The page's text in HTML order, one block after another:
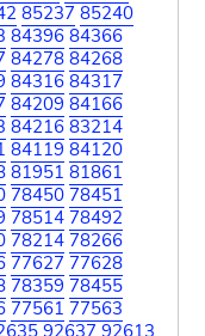
85237 85240
84396 84366
84278 84268
84316 84317
84209 84166
84216 83214
84119 84120
81951 81861
78450 78451
78514 78492
78214 78266
77627 77628
78359 78455
77561 77563
92637 92613